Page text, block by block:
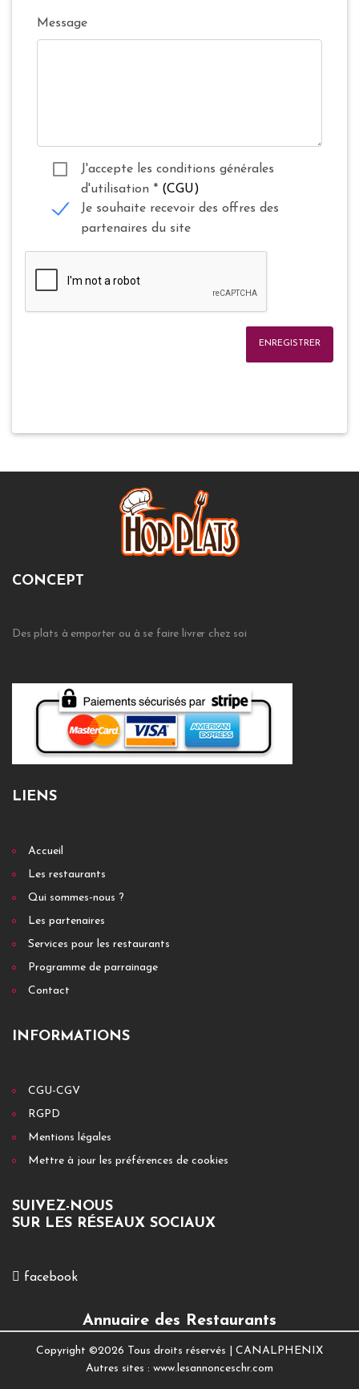
Message
J'accepte les conditions générales
d'utilisation * (CGU)
Je souhaite recevoir des offres des
partenaires du site
ENREGISTRER
CONCEPT
Des plats à emporter ou à se faire livrer chez soi
LIENS
Accueil
Les restaurants
Qui sommes-nous ?
Les partenaires
Services pour les restaurants
Programme de parrainage
Contact
INFORMATIONS
CGU-CGV
RGPD
Mentions légales
Mettre à jour les préférences de cookies
SUIVEZ-NOUS
SUR LES RÉSEAUX SOCIAUX
facebook
Annuaire des Restaurants
Copyright ©2026 Tous droits réservés | CANALPHENIX
Autres sites : www.lesannonceschr.com